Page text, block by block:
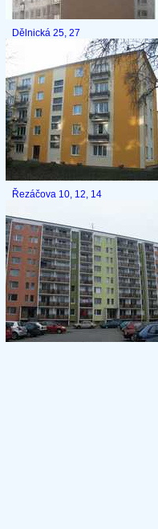
Dělnická 25, 27
Řezáčova 10, 12, 14